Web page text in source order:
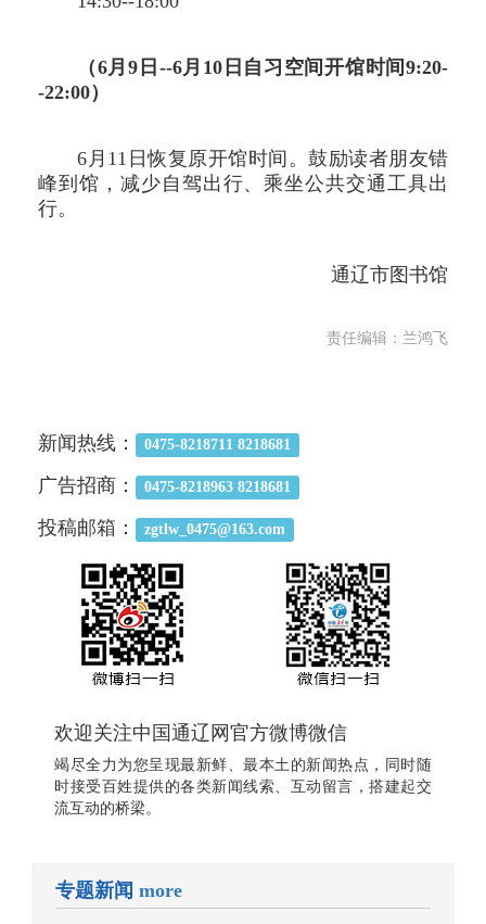
（6月9日--6月10日自习空间开馆时间9:20-
-22:00）
6月11日恢复原开馆时间。鼓励读者朋友错
峰到馆，减少自驾出行、乘坐公共交通工具出
行。
通辽市图书馆
责任编辑：兰鸿飞
新闻热线： 0475-8218711 8218681
广告招商： 0475-8218963 8218681
投稿邮箱： zgtlw_0475@163.com
欢迎关注中国通辽网官方微博微信
竭尽全力为您呈现最新鲜、最本土的新闻热点，同时随
时接受百姓提供的各类新闻线索、互动留言，搭建起交
流互动的桥梁。
专题新闻 more